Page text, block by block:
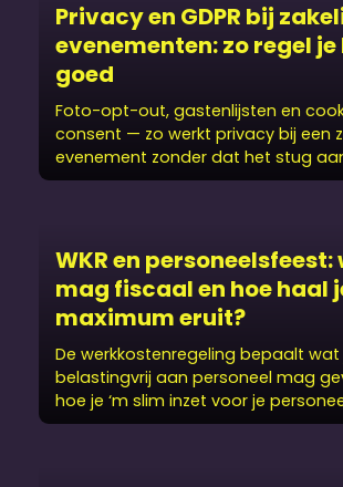
Privacy en GDPR bij
evenementen: zo regel je
goed
Foto-opt-out, gastenlijsten en
consent — zo werkt privacy bij een
evenement zonder dat het stug
WKR en personeels­feest:
mag fiscaal en hoe haal
maximum eruit?
De werkkostenregeling bepaalt wat
belastingvrij aan personeel mag
hoe je ‘m slim inzet voor je